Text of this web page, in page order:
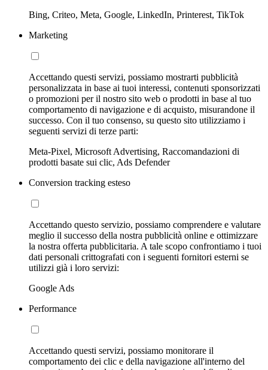
Bing, Criteo, Meta, Google, LinkedIn, Printerest, TikTok
Marketing
Accettando questi servizi, possiamo mostrarti pubblicità
personalizzata in base ai tuoi interessi, contenuti sponsorizzati
o promozioni per il nostro sito web o prodotti in base al tuo
comportamento di navigazione e di acquisto, misurandone il
successo. Con il tuo consenso, su questo sito utilizziamo i
seguenti servizi di terze parti:
Meta-Pixel, Microsoft Advertising, Raccomandazioni di
prodotti basate sui clic, Ads Defender
Conversion tracking esteso
Accettando questo servizio, possiamo comprendere e valutare
meglio il successo della nostra pubblicità online e ottimizzare
la nostra offerta pubblicitaria. A tale scopo confrontiamo i tuoi
dati personali crittografati con i seguenti fornitori esterni se
utilizzi già i loro servizi:
Google Ads
Performance
Accettando questi servizi, possiamo monitorare il
comportamento dei clic e della navigazione all'interno del